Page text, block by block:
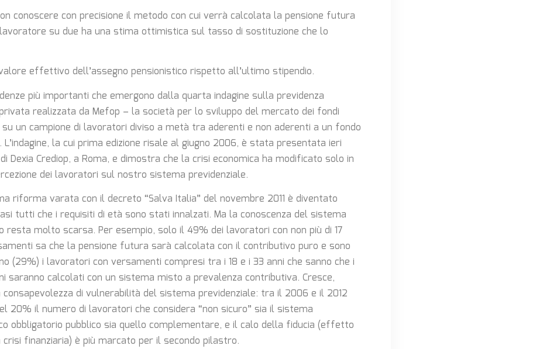
conoscere con precisione il metodo con cui verrà calcolata la pensione futura
su due ha una stima ottimistica sul tasso di sostituzione che lo
effettivo dell’assegno pensionistico rispetto all’ultimo stipendio.
più importanti che emergono dalla quarta indagine sulla previdenza
realizzata da Mefop – la società per lo sviluppo del mercato dei fondi
su un campione di lavoratori diviso a metà tra aderenti e non aderenti a un fondo
la cui prima edizione risale al giugno 2006, è stata presentata ieri
Dexia Crediop, a Roma, e dimostra che la crisi economica ha modificato solo in
dei lavoratori sul nostro sistema previdenziale.
riforma varata con il decreto “Salva Italia” del novembre 2011 è diventato
tutti che i requisiti di età sono stati innalzati. Ma la conoscenza del sistema
resta molto scarsa. Per esempio, solo il 49% dei lavoratori con non più di 17
sa che la pensione futura sarà calcolata con il contributivo puro e sono
(29%) i lavoratori con versamenti compresi tra i 18 e i 33 anni che sanno che i
saranno calcolati con un sistema misto a prevalenza contributiva. Cresce,
consapevolezza di vulnerabilità del sistema previdenziale: tra il 2006 e il 2012
20% il numero di lavoratori che considera “non sicuro” sia il sistema
obbligatorio pubblico sia quello complementare, e il calo della fiducia (effetto
crisi finanziaria) è più marcato per il secondo pilastro.